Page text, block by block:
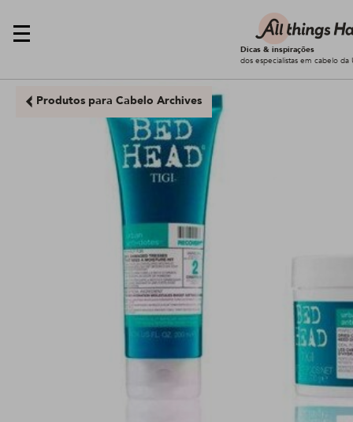
Dicas & inspirações
dos especialistas em cabelo da
Produtos para Cabelo Archives